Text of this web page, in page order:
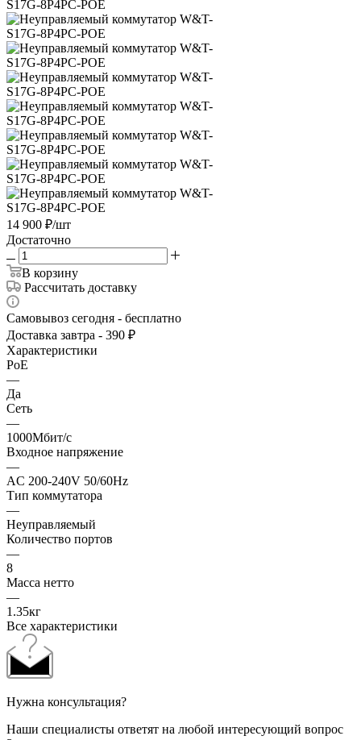
14 900 ₽/шт
Достаточно
В корзину
Рассчитать доставку
Самовывоз сегодня - бесплатно
Доставка завтра - 390 ₽
Характеристики
PoE
—
Да
Сеть
—
1000Мбит/с
Входное напряжение
—
AC 200-240V 50/60Hz
Тип коммутатора
—
Неуправляемый
Количество портов
—
8
Масса нетто
—
1.35кг
Все характеристики
Нужна консультация?
Наши специалисты ответят на любой интересующий вопрос